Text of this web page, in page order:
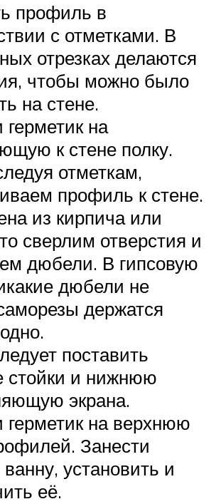
профиль в
с отметками. В
отрезках делаются
чтобы можно было
на стене.
герметик на
к стене полку.
отметкам,
профиль к стене.
из кирпича или
сверлим отверстия и
дюбели. В гипсовую
дюбели не
держатся
поставить
стойки и нижнюю
экрана.
герметик на верхнюю
Занести
установить и
её.